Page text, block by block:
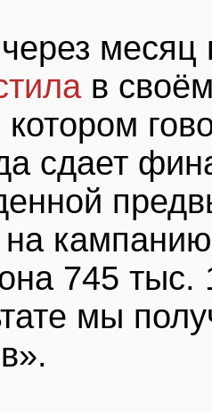
в
котором
сдает
745 тыс.
мы